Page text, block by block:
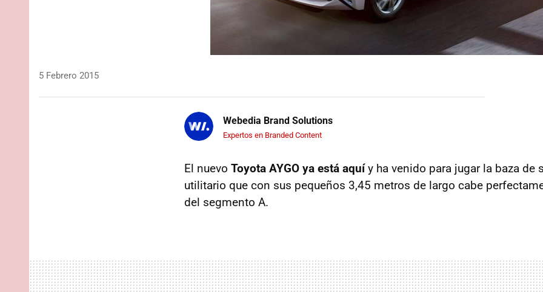
5 Febrero 2015
Webedia Brand Solutions
Expertos en Branded Content
El nuevo Toyota AYGO ya está aquíy ha venido para jugar la baza de
utilitario que con sus pequeños 3,45 metros de largo cabe
del segmento A.